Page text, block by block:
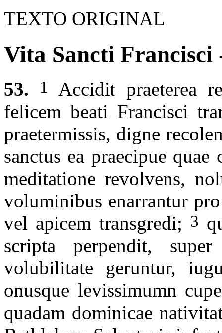
TEXTO ORIGINAL
Vita Sancti Francisci
53. 1
Accidit praeterea
felicem beati Francisci
praetermissis, digne
sanctus ea praecipue
meditatione revolvens,
voluminibus enarrantur
vel apicem transgredi; 3
scripta perpendit,
volubilitate geruntur,
onusque levissimumn
quadam dominicae